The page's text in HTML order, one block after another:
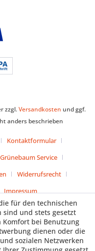
zzgl.Versandkosten und ggf.
anders beschrieben
Kontaktformular
Grünebaum Service
Widerrufsrecht
Impressum
für den technischen
und stets gesetzt
Komfort bei Benutzung
dienen oder die
sozialen Netzwerken